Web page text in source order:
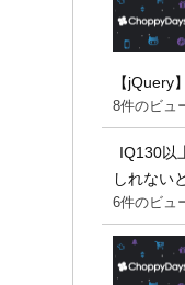
【jQuery】
8件のビュ
IQ130以
しれない
6件のビュ